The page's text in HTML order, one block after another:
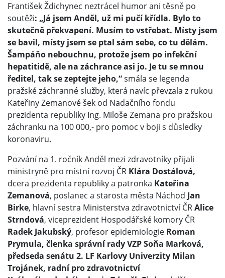
František Ždichynec neztrácel humor ani těsně po
soutěži: „Já jsem Anděl, už mi pučí křídla. Bylo to
skutečně překvapení. Musím to vstřebat. Místy jsem
se bavil, místy jsem se ptal sám sebe, co tu dělám.
Šampáňo nebouchnu, protože jsem po infekční
hepatitidě, ale na záchrance asi jo. Je tu se mnou
ředitel, tak se zeptejte jeho,“smála se legenda
pražské záchranné služby, která navíc převzala z rukou
Kateřiny Zemanové šek od Nadačního fondu
prezidenta republiky Ing. Miloše Zemana pro pražskou
záchranku na 100 000,- pro pomoc v boji s důsledky
koronaviru.
Pozvání na 1. ročník Anděl mezi zdravotníky přijali
ministryně pro místní rozvoj ČR Klára Dostálová,
dcera prezidenta republiky a patronka Kateřina
Zemanová, poslanec a starosta města Náchod Jan
Birke, hlavní sestra Ministerstva zdravotnictví ČRAlice
Strndová, viceprezident Hospodářské komory ČR
Radek Jakubský, profesor epidemiologie Roman
Prymula, členka správní rady VZP Soňa Marková,
předseda senátu 2. LF Karlovy Univerzity Milan
Trojánek, radní pro zdravotnictví